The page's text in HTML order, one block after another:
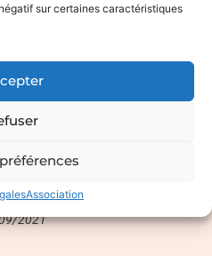
sur certaines caractéristiques
Association
2021